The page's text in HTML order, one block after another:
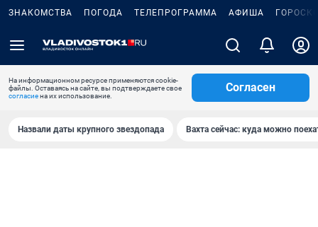
ЗНАКОМСТВА ПОГОДА ТЕЛЕПРОГРАММА АФИША
На информационном ресурсе применяются cookie-
файлы. Оставаясь на сайте, вы подтверждаете свое
согласиена их использование.
Согласен
Назвали даты крупного звездопада Вахта сейчас: куда можно